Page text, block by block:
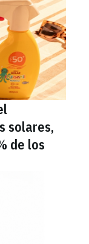
solares,
de los